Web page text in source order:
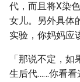
代，而且将X染
女儿。另外具体
实验，你妈妈应
「那说不定，
生后代……你看看